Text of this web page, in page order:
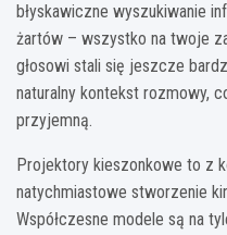
błyskawiczne wyszukiwanie
żartów – wszystko na twoje
głosowi stali się jeszcze
naturalny kontekst rozmowy,
przyjemną.
Projektory kieszonkowe to z
natychmiastowe stworzenie
Współczesne modele są na